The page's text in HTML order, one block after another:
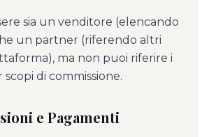
sia un venditore (elencando
un partner (riferendo altri
ma non puoi riferire i
di commissione.
e Pagamenti